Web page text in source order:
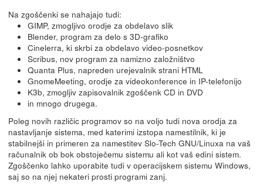
Na zgoščenki se nahajajo tudi:
GIMP, zmogljivo orodje za obdelavo slik
Blender, program za delo s 3D-grafiko
Cinelerra, ki skrbi za obdelavo video-posnetkov
Scribus, nov program za namizno založništvo
Quanta Plus, napreden urejevalnik strani HTML
GnomeMeeting, orodje za videokonference in IP-telefonijo
K3b, zmogljiv zapisovalnik zgoščenk CD in DVD
in mnogo drugega.
Poleg novih različic programov so na voljo tudi nova orodja za
nastavljanje sistema, med katerimi izstopa namestilnik, ki je
stabilnejši in primeren za namestitev Slo-Tech GNU/Linuxa na vaš
računalnik ob bok obstoječemu sistemu ali kot vaš edini sistem.
Zgoščenko lahko uporabite tudi v operacijskem sistemu Windows,
saj so na njej nekateri prosti programi zanj.